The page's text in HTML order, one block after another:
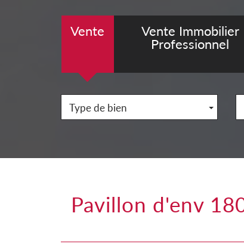
Vente
Vente Immobilier
Professionnel
Type de bien
pavillon d'env 180m² habitables 5 chs bureau garaage double 576m²